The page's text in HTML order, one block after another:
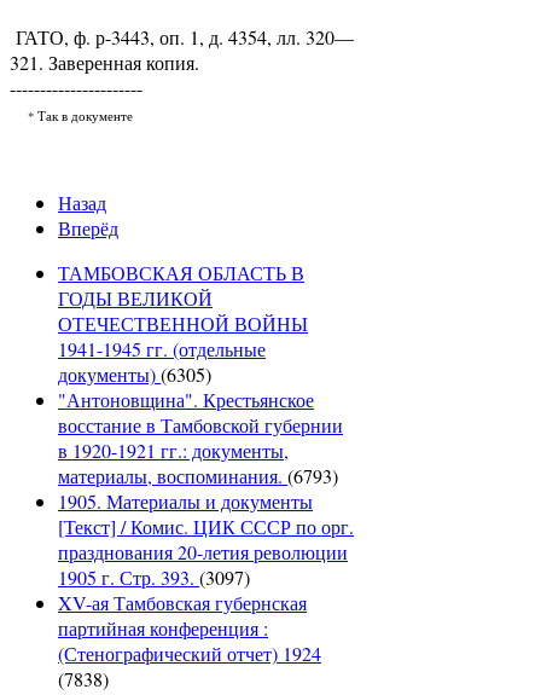
ГАТО, ф. р-3443, оп. 1, д. 4354, лл. 320—
321. Заверенная копия.
----------------------
* Так в документе
Назад
Вперёд
ТАМБОВСКАЯ ОБЛАСТЬ В
ГОДЫ ВЕЛИКОЙ
ОТЕЧЕСТВЕННОЙ ВОЙНЫ
1941-1945 гг. (отдельные
документы)(6305)
"Антоновщина". Крестьянское
восстание в Тамбовской губернии
в 1920-1921 гг.: документы,
материалы, воспоминания. (6793)
1905. Материалы и документы
[Текст] / Комис. ЦИК СССР по орг.
празднования 20-летия революции
1905 г. Стр. 393. (3097)
XV-ая Тамбовская губернская
партийная конференция :
(Стенографический отчет) 1924
(7838)